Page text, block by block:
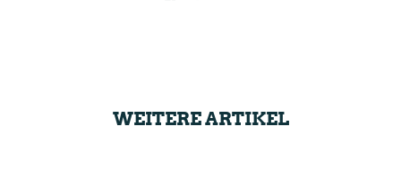
WEITERE ARTIKEL